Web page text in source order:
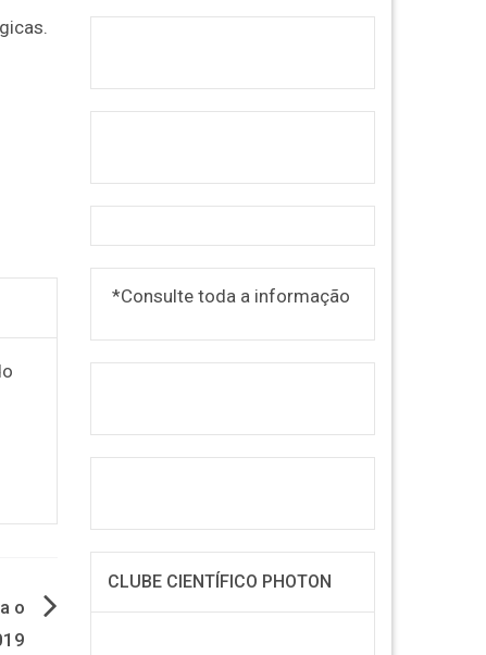
o
*Consulte toda a informação
CLUBE CIENTÍFICO PHOTON